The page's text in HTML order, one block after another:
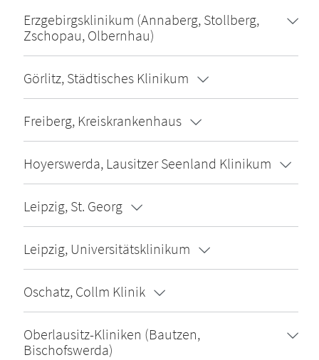
Erzgebirgsklinikum (Annaberg, Stollberg,
Zschopau, Olbernhau)
Görlitz, Städtisches Klinikum
Freiberg, Kreiskrankenhaus
Hoyerswerda, Lausitzer Seenland Klinikum
Leipzig, St. Georg
Leipzig, Universitätsklinikum
Oschatz, Collm Klinik
Oberlausitz-Kliniken (Bautzen,
Bischofswerda)